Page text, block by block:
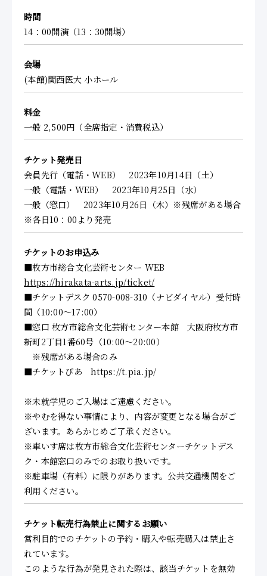
時間
14：00開演（13：30開場）
会場
(本館)関西医大 小ホール
料金
一般 2,500円（全席指定・消費税込）
チケット発売日
会員先行（電話・WEB） 2023年10月14日（土）
一般（電話・WEB） 2023年10月25日（水）
一般（窓口） 2023年10月26日（木）※残席がある場合
※各日10：00より発売
チケットのお申込み
■枚方市総合文化芸術センター WEB
https://hirakata-arts.jp/ticket/
■チケットデスク 0570-008-310（ナビダイヤル）受付時
間（10:00～17:00）
■窓口 枚方市総合文化芸術センター本館 大阪府枚方市
新町2丁目1番60号（10:00～20:00）
※残席がある場合のみ
■チケットぴあ https://t.pia.jp/
※未就学児のご入場はご遠慮ください。
※やむを得ない事情により、内容が変更となる場合がご
ざいます。あらかじめご了承ください。
※車いす席は枚方市総合文化芸術センターチケットデス
ク・本館窓口のみでのお取り扱いです。
※駐車場（有料）に限りがあります。公共交通機関をご
利用ください。
チケット転売行為禁止に関するお願い
営利目的でのチケットの予約・購入や転売購入は禁止さ
れています。
このような行為が発見された際は、該当チケットを無効